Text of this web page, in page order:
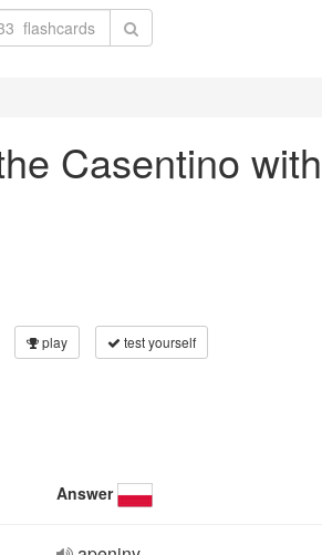
Casentino
play test yourself
Answer